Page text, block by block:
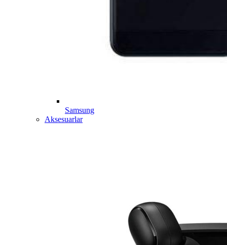
Samsung
Aksesuarlar